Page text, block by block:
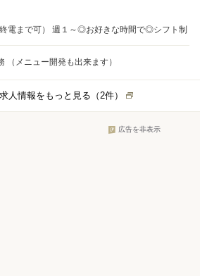
電まで可） 週１～◎お好きな時間で◎シフト制
おでん居酒屋のキッチン業務 （メニュー開発も出来ます）
人情報をもっと見る（2件）
広告を非表示